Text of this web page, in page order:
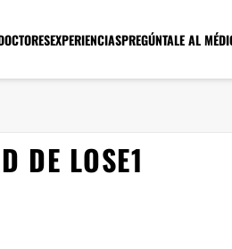
EXPERIENCIASPREGÚNTALE AL
DE LOSE1